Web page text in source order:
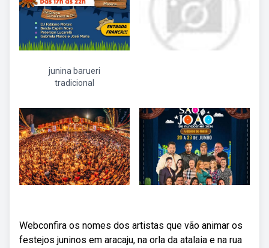
junina barueri
tradicional
Webconfira os nomes dos artistas que vão animar os
festejos juninos em aracaju, na orla da atalaia e na rua